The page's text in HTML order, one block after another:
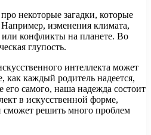
некоторые загадки, которые
изменения климата,
конфликты на планете. Во
глупость.
интеллекта может
как каждый родитель надеется,
его самого, наша надежда состоит
в искусственной форме,
сможет решить много проблем